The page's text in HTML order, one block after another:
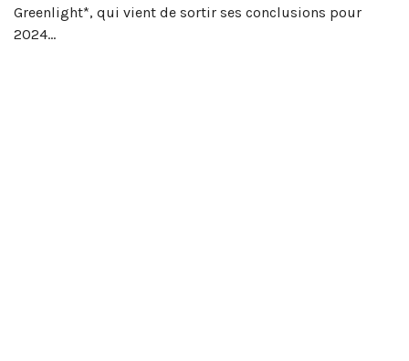
Greenlight*, qui vient de sortir ses conclusions pour
2024…